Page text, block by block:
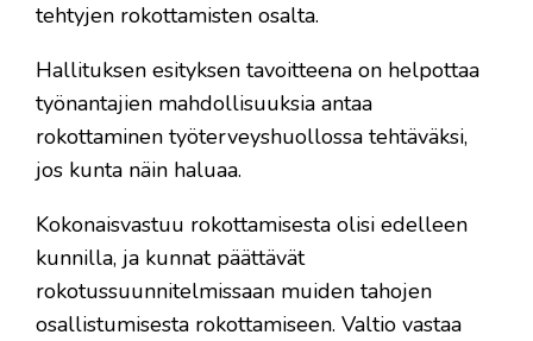
tehtyjen rokottamisten osalta.
Hallituksen esityksen tavoitteena on helpottaa
työnantajien mahdollisuuksia antaa
rokottaminen työterveyshuollossa tehtäväksi,
jos kunta näin haluaa.
Kokonaisvastuu rokottamisesta olisi edelleen
kunnilla, ja kunnat päättävät
rokotussuunnitelmissaan muiden tahojen
osallistumisesta rokottamiseen. Valtio vastaa